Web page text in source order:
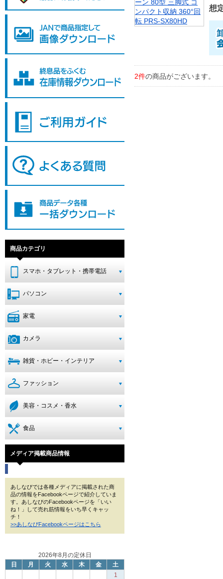
商品カテゴリ
スマホ・タブレット・携帯電話
パソコン
家電
カメラ
雑貨・ホビー・インテリア
ファッション
美容・コスメ・香水
食品
メディア掲載商品情報
あしなびでは各種メディアに掲載された商
品の情報をFacebookページで紹介していま
す。あしなびのFacebookページを「いい
ね！」して売れ筋情報をいち早くキャッ
チ！
>>あしなびFacebookページはこちら
2026年8月の定休日
日
月 火 水 木 金
土
1
想
2件の商品がございます。